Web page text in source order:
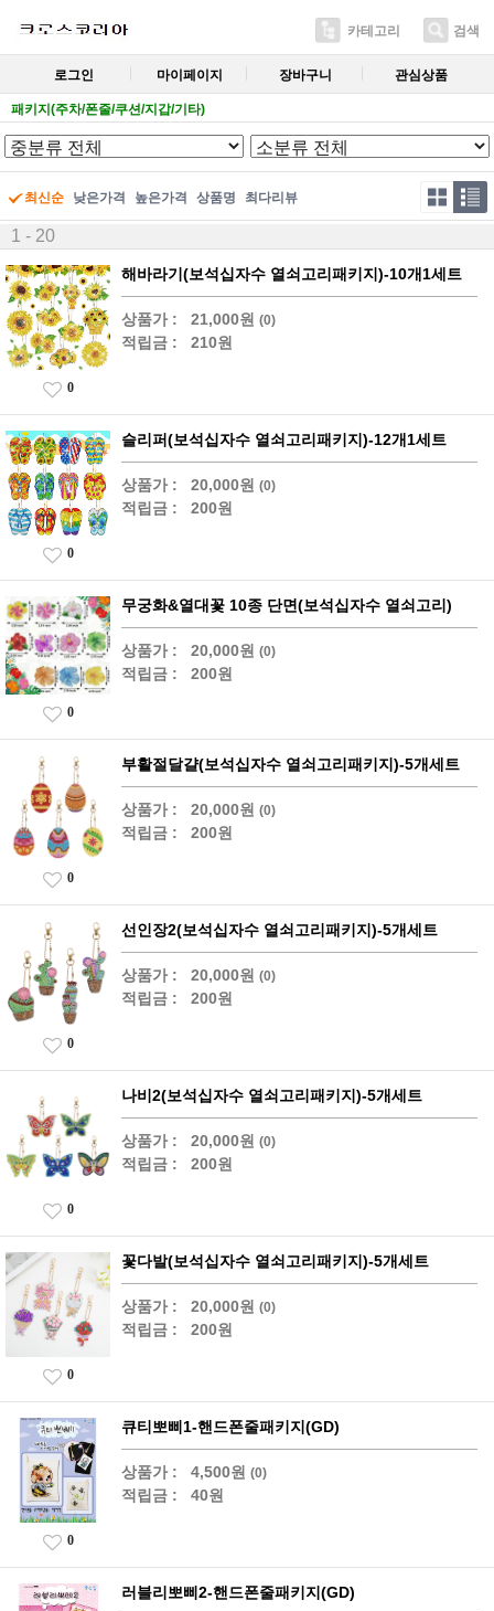
카테고리 검색
로그인 마이페이지 장바구니 관심상품
패키지(주차/폰줄/쿠션/지갑/기타)
최신순 낮은가격 높은가격 상품명 최다리뷰
1 - 20
해바라기(보석십자수 열쇠고리패키지)-10개1세트
상품가 : 21,000원 (0)
적립금 : 210원
0
슬리퍼(보석십자수 열쇠고리패키지)-12개1세트
상품가 : 20,000원 (0)
적립금 : 200원
0
무궁화&열대꽃 10종 단면(보석십자수 열쇠고리)
상품가 : 20,000원 (0)
적립금 : 200원
0
부활절달걀(보석십자수 열쇠고리패키지)-5개세트
상품가 : 20,000원 (0)
적립금 : 200원
0
선인장2(보석십자수 열쇠고리패키지)-5개세트
상품가 : 20,000원 (0)
적립금 : 200원
0
나비2(보석십자수 열쇠고리패키지)-5개세트
상품가 : 20,000원 (0)
적립금 : 200원
0
꽃다발(보석십자수 열쇠고리패키지)-5개세트
상품가 : 20,000원 (0)
적립금 : 200원
0
큐티뽀삐1-핸드폰줄패키지(GD)
상품가 : 4,500원 (0)
적립금 : 40원
0
러블리뽀삐2-핸드폰줄패키지(GD)